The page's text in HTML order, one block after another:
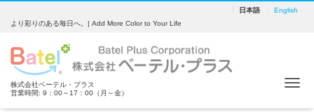
日本語
English
より彩りのある毎日へ。| Add More Color to Your Life
株式会社ベーテル・プラス
営業時間: 9：00～17：00（月～金）